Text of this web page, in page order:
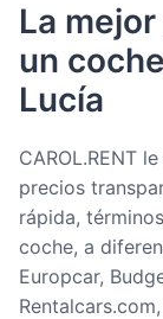
La
un
Lucía
CAROL.RENT
precios
rápida,
coche, a
Europcar,